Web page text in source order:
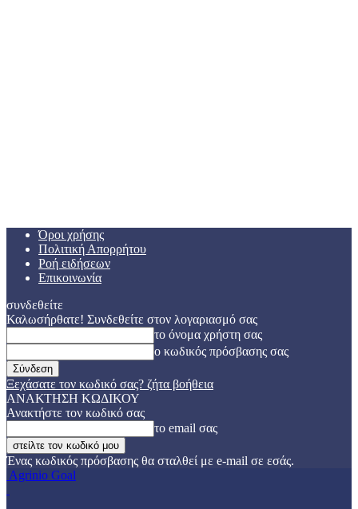
Όροι χρήσης
Πολιτική Απορρήτου
Ροή ειδήσεων
Επικοινωνία
συνδεθείτε
Καλωσήρθατε! Συνδεθείτε στον λογαριασμό σας
το όνομα χρήστη σας
ο κωδικός πρόσβασης σας
Ξεχάσατε τον κωδικό σας? ζήτα βοήθεια
ΑΝΑΚΤΗΣΗ ΚΩΔΙΚΟΥ
Ανακτήστε τον κωδικό σας
το email σας
Ένας κωδικός πρόσβασης θα σταλθεί με e-mail σε εσάς.
Agrinio Goal